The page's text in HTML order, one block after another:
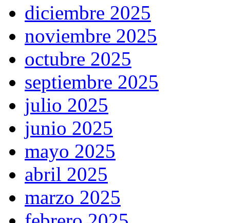
diciembre 2025
noviembre 2025
octubre 2025
septiembre 2025
julio 2025
junio 2025
mayo 2025
abril 2025
marzo 2025